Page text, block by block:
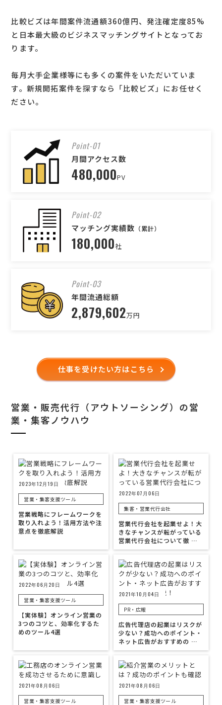
比較ビズは年間案件流通額360億円、発注確定度85%
と日本最大級のビジネスマッチングサイトとなってお
ります。
毎月大手企業様等にも多くの案件をいただいていま
す。新規開拓案件を探すなら「比較ビズ」にお任せく
ださい。
Point-01
月間アクセス数
480,000PV
Point-02
マッチング実績数 （累計）
180,000社
Point-03
年間流通総額
2,879,602万円
仕事を受けたい方はこちら
営業・販売代行（アウトソーシング）の営
業・集客ノウハウ
2023年12月19日
営業・集客支援ツール
営業戦略にフレームワークを
取り入れよう！活用方法や注
意点を徹底解説
2022年07月06日
集客・営業代行会社
営業代行会社を起業せよ！大
きなチャンスが転がっている
営業代行会社について徹 …
2022年06月20日
営業・集客支援ツール
【実体験】オンライン営業の
3つのコツと、効率化するた
めのツール4選
2021年10月04日
PR・広報
広告代理店の起業はリスクが
少ない？成功へのポイント・
ネット広告がおすすめの …
2021年08月06日
営業・集客支援ツール
2021年08月06日
営業・集客支援ツール